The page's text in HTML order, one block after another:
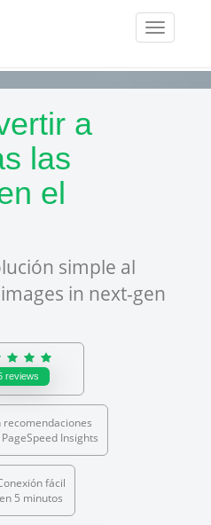
Toggle
a
las
el
simple al
in next-gen
reviews
recomendaciones
Insights
fácil
en 5 minutos